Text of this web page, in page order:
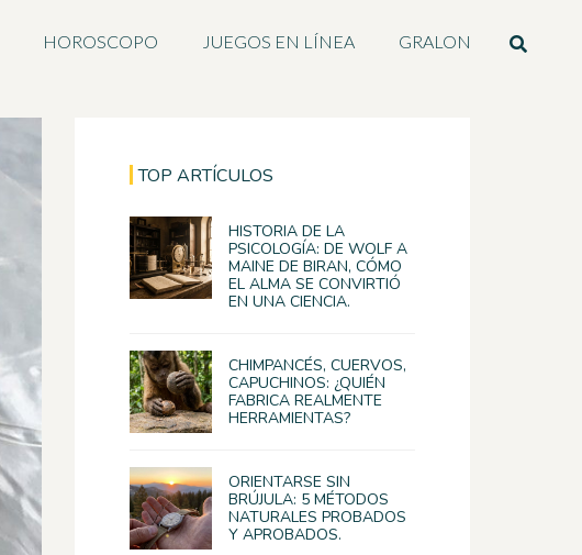
HOROSCOPO JUEGOS EN LÍNEA GRALON
TOP ARTÍCULOS
HISTORIA DE LA
PSICOLOGÍA: DE WOLF A
MAINE DE BIRAN, CÓMO
EL ALMA SE CONVIRTIÓ
EN UNA CIENCIA.
CHIMPANCÉS, CUERVOS,
CAPUCHINOS: ¿QUIÉN
FABRICA REALMENTE
HERRAMIENTAS?
ORIENTARSE SIN
BRÚJULA: 5 MÉTODOS
NATURALES PROBADOS
Y APROBADOS.